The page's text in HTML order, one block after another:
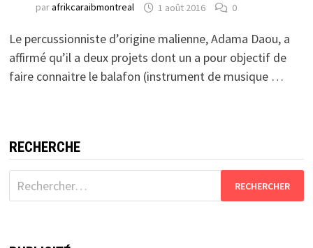
parafrikcaraibmontreal 1 août 2016 0
Le percussionniste d’origine malienne, Adama Daou, a
affirmé qu’il a deux projets dont un a pour objectif de
faire connaitre le balafon (instrument de musique …
RECHERCHE
Rechercher :